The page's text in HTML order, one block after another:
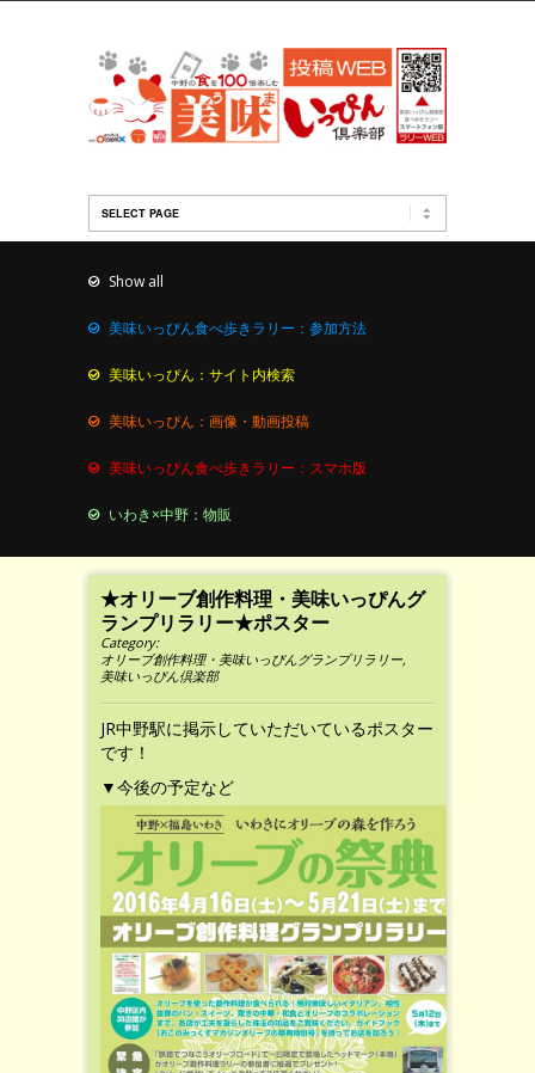
Show all
美味いっぴん食べ歩きラリー：参加方法
美味いっぴん：サイト内検索
美味いっぴん：画像・動画投稿
美味いっぴん食べ歩きラリー：スマホ版
いわき×中野：物販
★オリーブ創作料理・美味いっぴんグ
ランプリラリー★ポスター
Category:
オリーブ創作料理・美味いっぴんグランプリラリー,
美味いっぴん倶楽部
JR中野駅に掲示していただいているポスター
です！
▼今後の予定など